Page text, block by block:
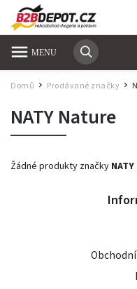
Domů / Prodávané značky /
NATY Nature
Žádné produkty značky